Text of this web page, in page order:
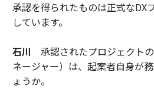
承認を得られたものは正式なDX
しています。
石川 承認されたプロジェクト
ネージャー）は、起案者自身が
ょうか。